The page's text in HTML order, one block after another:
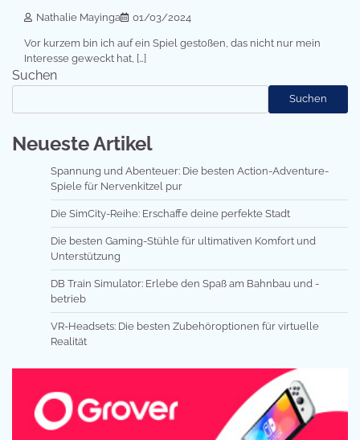
Nathalie Mayinga 01/03/2024
Vor kurzem bin ich auf ein Spiel gestoßen, das nicht nur mein
Interesse geweckt hat, […]
Suchen
Suchen
Neueste Artikel
Spannung und Abenteuer: Die besten Action-Adventure-
Spiele für Nervenkitzel pur
Die SimCity-Reihe: Erschaffe deine perfekte Stadt
Die besten Gaming-Stühle für ultimativen Komfort und
Unterstützung
DB Train Simulator: Erlebe den Spaß am Bahnbau und -
betrieb
VR-Headsets: Die besten Zubehöroptionen für virtuelle
Realität